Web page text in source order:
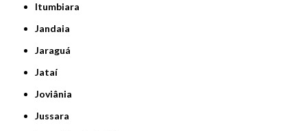
Itumbiara
Jandaia
Jaraguá
Jataí
Joviânia
Jussara